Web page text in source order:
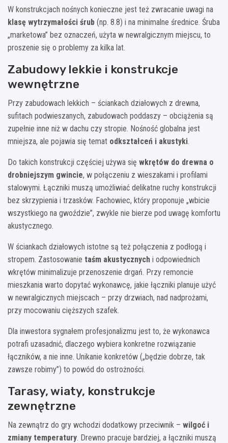
W konstrukcjach nośnych konieczne jest też zwracanie uwagi na
klasę wytrzymałości śrub (np. 8.8) i na minimalne średnice. Śruba
„marketowa” bez oznaczeń, użyta w newralgicznym miejscu, to
proszenie się o problemy za kilka lat.
Zabudowy lekkie i konstrukcje
wewnętrzne
Przy zabudowach lekkich – ściankach działowych z drewna,
sufitach podwieszanych, zabudowach poddaszy – obciążenia są
zupełnie inne niż w dachu czy stropie. Nośność globalna jest
mniejsza, ale pojawia się temat odkształceń i akustyki.
Do takich konstrukcji częściej używa się wkrętów do drewna o
drobniejszym gwincie, w połączeniu z wieszakami i profilami
stalowymi. Łączniki muszą umożliwiać delikatne ruchy konstrukcji
bez skrzypienia i trzasków. Fachowiec, który proponuje „wbicie
wszystkiego na gwoździe”, zwykle nie bierze pod uwagę komfortu
akustycznego.
W ściankach działowych istotne są też połączenia z podłogą i
stropem. Zastosowanie taśm akustycznych i odpowiednich
wkrętów minimalizuje przenoszenie drgań. Przy remoncie
mieszkania warto dopytać wykonawcę, jakie łączniki planuje użyć
w newralgicznych miejscach – przy drzwiach, nad nadprożami,
przy mocowaniu cięższych szafek.
Dla inwestora sygnałem profesjonalizmu jest to, że wykonawca
potrafi uzasadnić, dlaczego wybiera konkretne rozwiązanie
łączników, a nie inne. Unikanie konkretów („będzie dobrze, tak
zawsze robimy”) to powód do ostrożności.
Tarasy, wiaty, konstrukcje
zewnętrzne
Na zewnątrz do gry wchodzi dodatkowy przeciwnik – wilgoć i
zmiany temperatury. Drewno pracuje bardziej, a łączniki muszą